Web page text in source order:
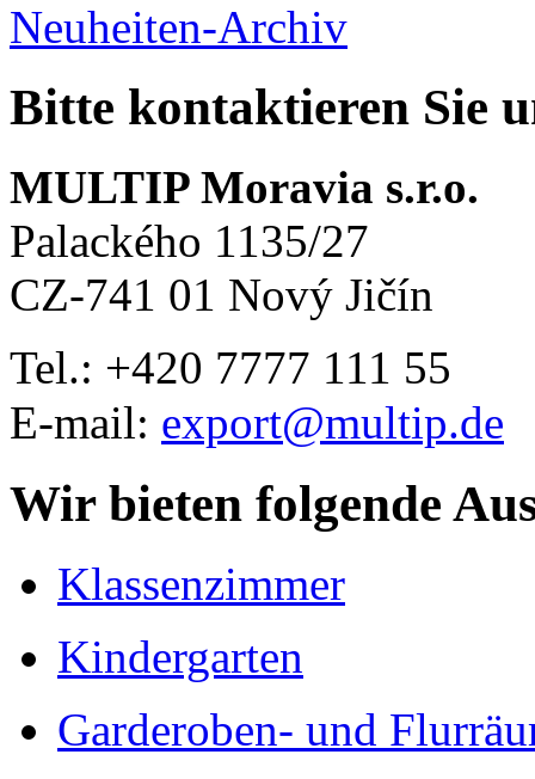
Neuheiten-Archiv
Bitte kontaktieren Sie
MULTIP Moravia s.r.o.
Palackého 1135/27
CZ-741 01 Nový Jičín
Tel.: +420 7777 111 55
E-mail: export@multip.de
Wir bieten folgende
Klassenzimmer
Kindergarten
Garderoben- und